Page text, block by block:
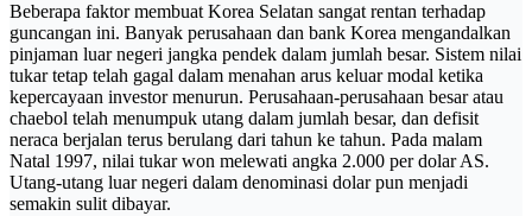
Beberapa faktor membuat Korea Selatan sangat rentan terhadap
guncangan ini. Banyak perusahaan dan bank Korea mengandalkan
pinjaman luar negeri jangka pendek dalam jumlah besar. Sistem nilai
tukar tetap telah gagal dalam menahan arus keluar modal ketika
kepercayaan investor menurun. Perusahaan-perusahaan besar atau
chaebol telah menumpuk utang dalam jumlah besar, dan defisit
neraca berjalan terus berulang dari tahun ke tahun. Pada malam
Natal 1997, nilai tukar won melewati angka 2.000 per dolar AS.
Utang-utang luar negeri dalam denominasi dolar pun menjadi
semakin sulit dibayar.